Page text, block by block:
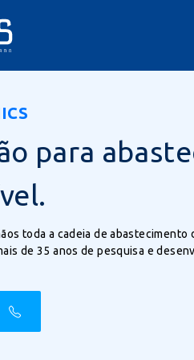
para
toda a cadeia de
de 35 anos de pesquisa e